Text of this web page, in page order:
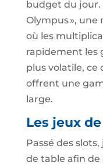
budget du jour.
Olympus », une
où les
rapidement les
plus volatile, ce
offrent une
large.
Les jeux
Passé des
de table afin de